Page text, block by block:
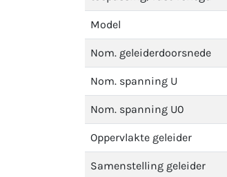
Model
Nom. geleiderdoorsnede
Nom. spanning U
Nom. spanning U0
Oppervlakte geleider
Samenstelling geleider